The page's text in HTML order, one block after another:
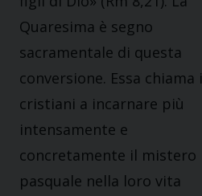
Quaresima è segno
sacramentale di questa
conversione. Essa chiama i
cristiani a incarnare più
intensamente e
concretamente il mistero
pasquale nella loro vita